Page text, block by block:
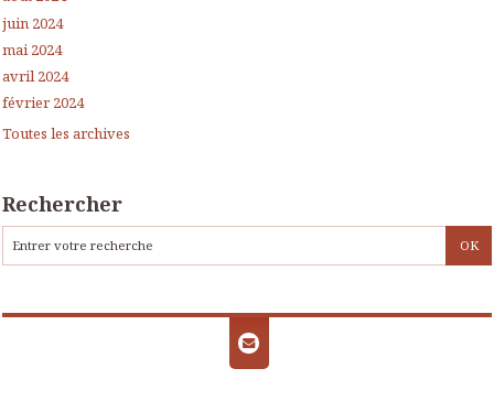
juin 2024
mai 2024
avril 2024
février 2024
Toutes les archives
Rechercher